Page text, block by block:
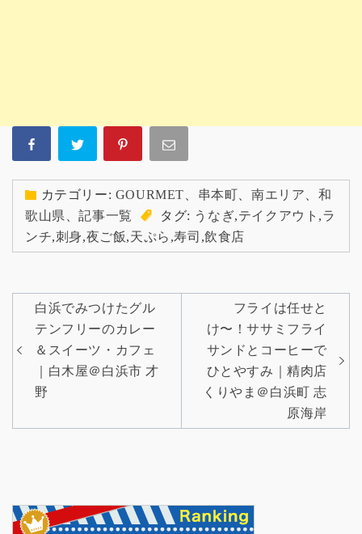
カテゴリー: GOURMET 串本町 、南エリア 、和
歌山県
、記事一覧 タグ: うなぎ,テイクアウト ,ラ
ンチ,刺身,夜ご飯,天ぷら ,寿司 ,飲食店
投
稿
ナ
ビ
ン
白浜でみつけたグル
テンフリーのカレー
＆スイーツ・カフェ
｜白木屋＠白浜市 才
野
フライは任せと
け〜！ササミフライ
サンドとコーヒーで
ひとやすみ｜精肉店
くりやま＠白浜町 志
原海岸